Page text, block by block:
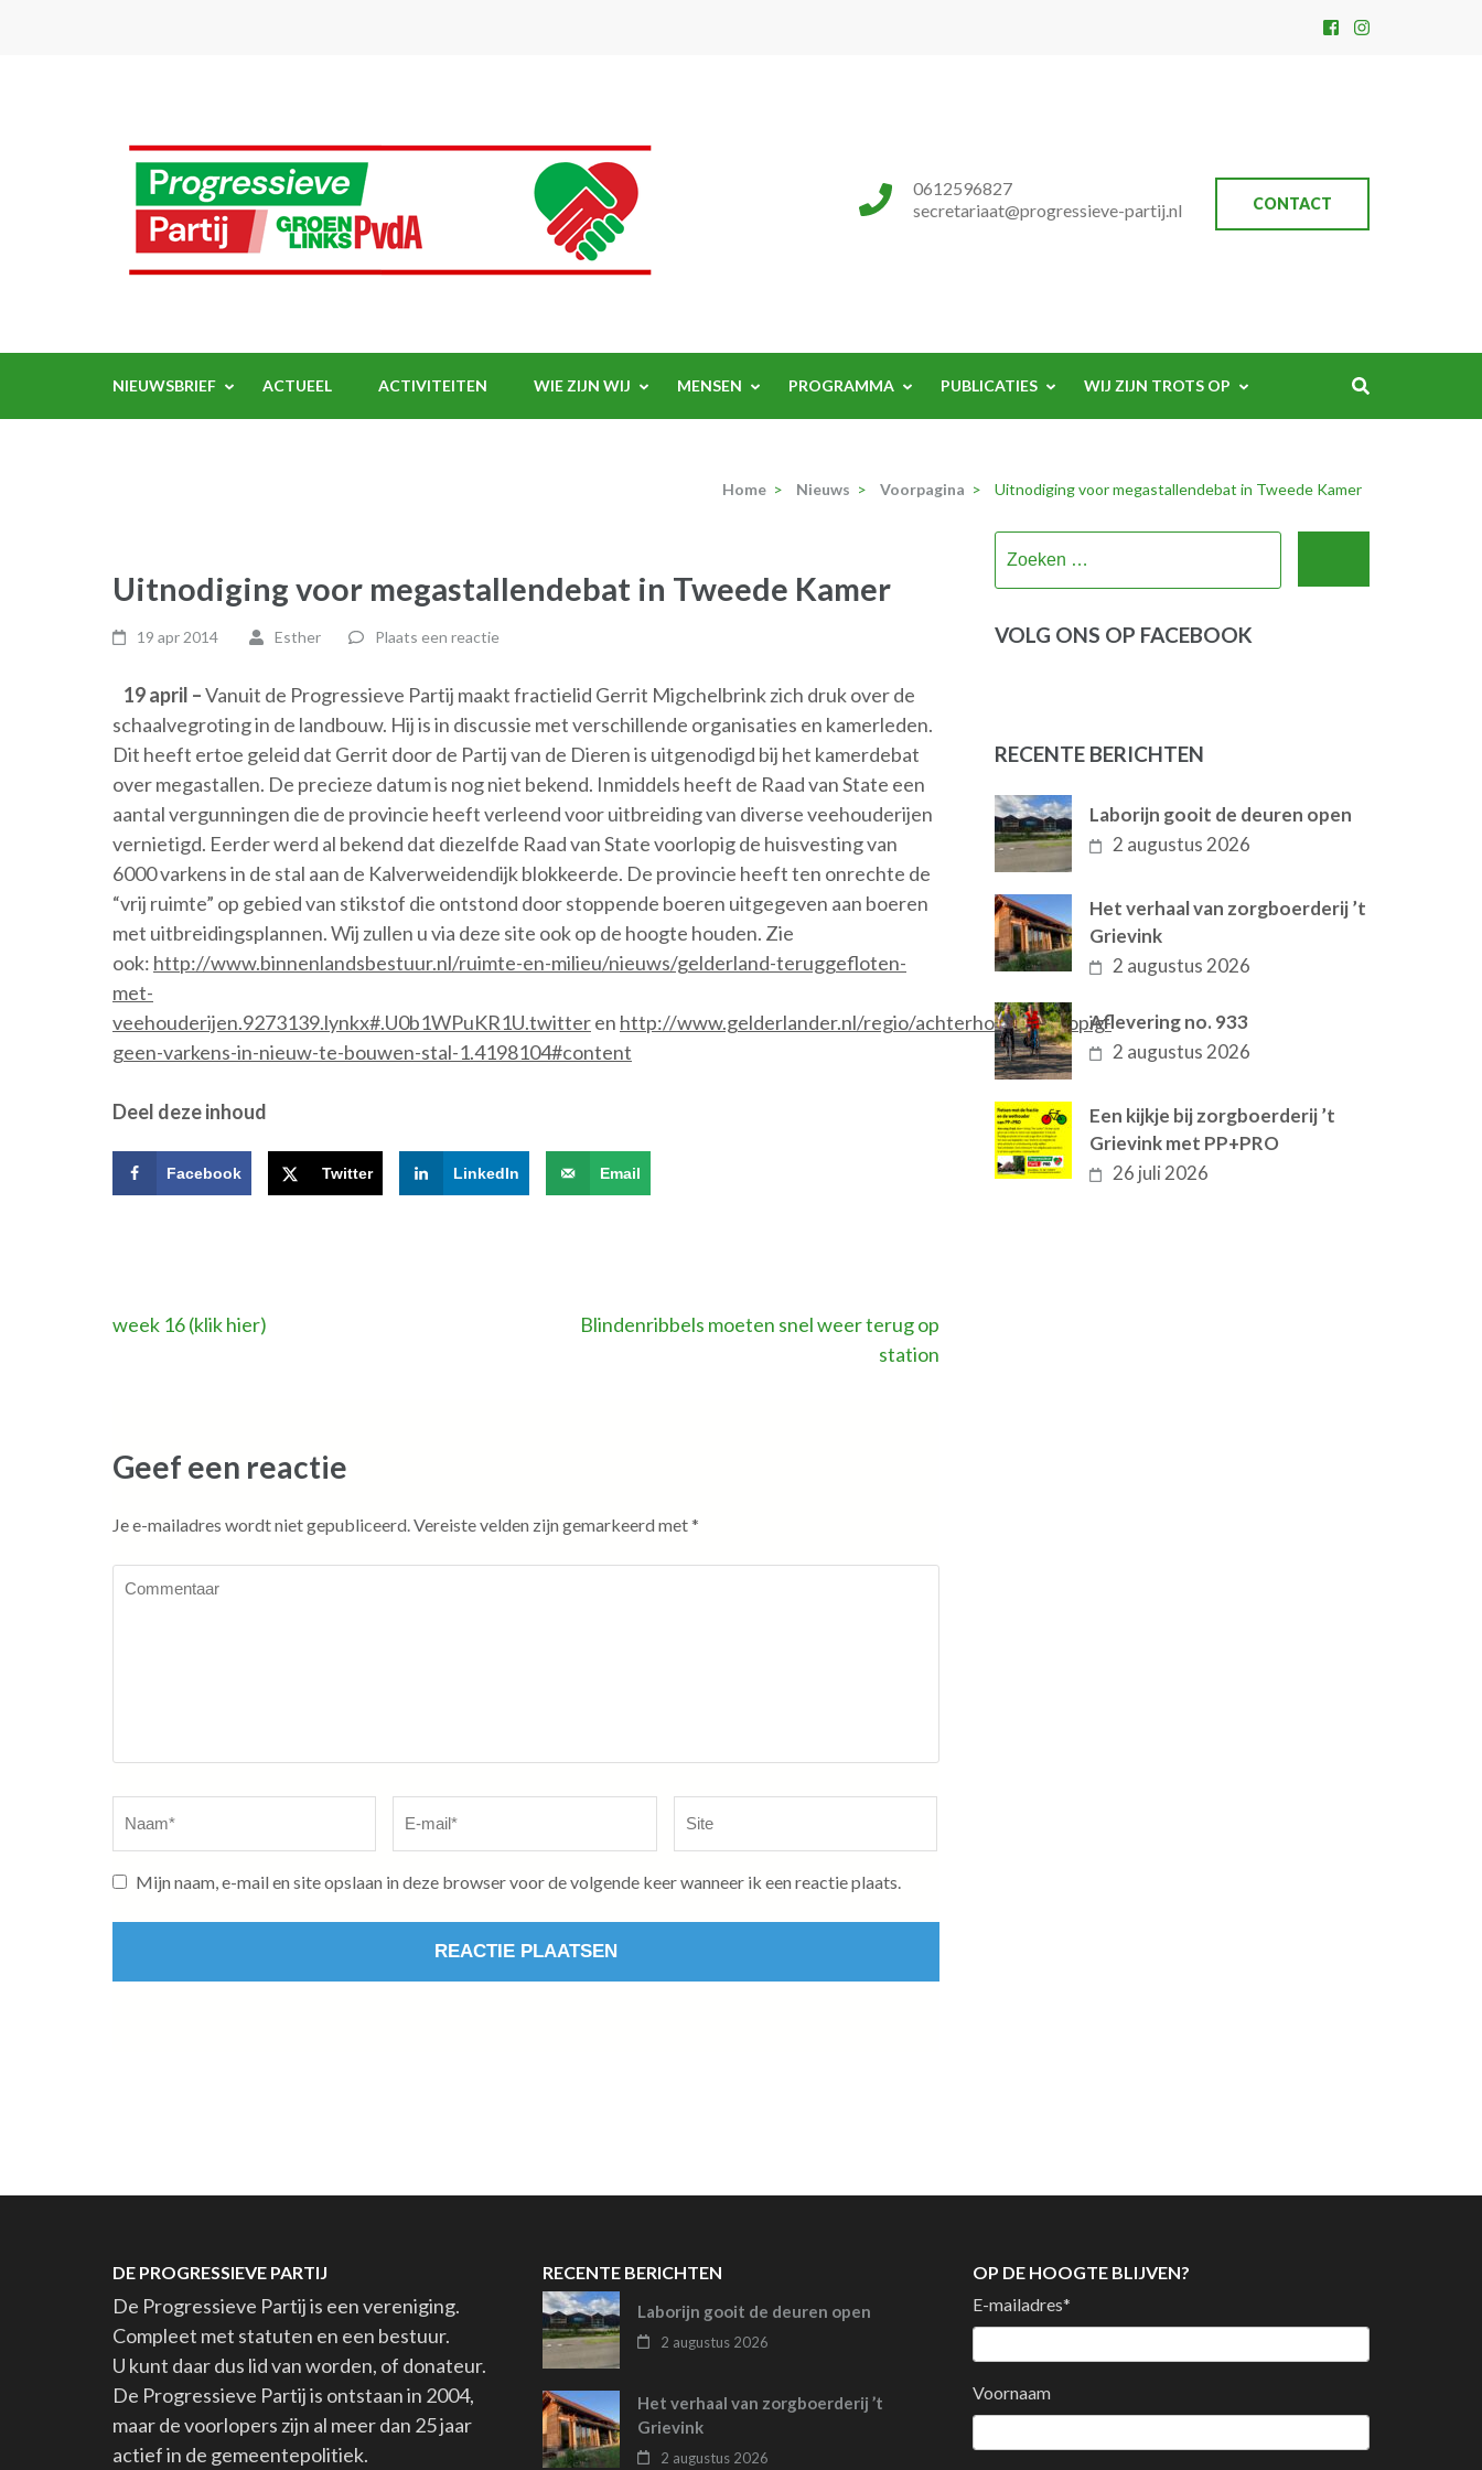
CONTACT
0612596827
secretariaat@progressieve-partij.nl
NIEUWSBRIEF ACTUEEL ACTIVITEITEN WIE ZIJN WIJ MENSEN PROGRAMMA PUBLICATIES WIJ ZIJN TROTS OP
Home > Nieuws > Voorpagina > Uitnodiging voor megastallendebat in Tweede Kamer
Uitnodiging voor megastallendebat in Tweede Kamer
19 apr 2014 Esther Plaats een reactie
19 april –Vanuit de Progressieve Partij maakt fractielid Gerrit Migchelbrink zich druk over de
schaalvegroting in de landbouw. Hij is in discussie met verschillende organisaties en kamerleden.
Dit heeft ertoe geleid dat Gerrit door de Partij van de Dieren is uitgenodigd bij het kamerdebat
over megastallen. De precieze datum is nog niet bekend. Inmiddels heeft de Raad van State een
aantal vergunningen die de provincie heeft verleend voor uitbreiding van diverse veehouderijen
vernietigd. Eerder werd al bekend dat diezelfde Raad van State voorlopig de huisvesting van
6000 varkens in de stal aan de Kalverweidendijk blokkeerde. De provincie heeft ten onrechte de
“vrij ruimte” op gebied van stikstof die ontstond door stoppende boeren uitgegeven aan boeren
met uitbreidingsplannen. Wij zullen u via deze site ook op de hoogte houden. Zie
ook: http://www.binnenlandsbestuur.nl/ruimte-en-milieu/nieuws/gelderland-teruggefloten-
met-
veehouderijen.9273139.lynkx#.U0b1WPuKR1U.twitteren http://www.gelderlander.nl/regio/achterhoek/voorlopig-
geen-varkens-in-nieuw-te-bouwen-stal-1.4198104#content
Deel deze inhoud
Facebook Twitter LinkedIn Email
Bericht
week 16 (klik hier)
Blindenribbels moeten snel weer terug op
station
Geef een reactie
Je e-mailadres wordt niet gepubliceerd. Vereiste velden zijn gemarkeerd met*
mail*
Mijn naam, e-mail en site opslaan in deze browser voor de volgende keer wanneer ik een reactie plaats.
VOLG ONS OP FACEBOOK
RECENTE BERICHTEN
Laborijn gooit de deuren open
2 augustus 2026
Het verhaal van zorgboerderij ’t
Grievink
2 augustus 2026
Aflevering no. 933
2 augustus 2026
Een kijkje bij zorgboerderij ’t
Grievink met PP+PRO
26 juli 2026
DE PROGRESSIEVE PARTIJ
De Progressieve Partij is een vereniging.
Compleet met statuten en een bestuur.
U kunt daar dus lid van worden, of donateur.
De Progressieve Partij is ontstaan in 2004,
maar de voorlopers zijn al meer dan 25 jaar
actief in de gemeentepolitiek.
RECENTE BERICHTEN
Laborijn gooit de deuren open
2 augustus 2026
Het verhaal van zorgboerderij ’t
Grievink
2 augustus 2026
OP DE HOOGTE BLIJVEN?
E-mailadres*
Voornaam